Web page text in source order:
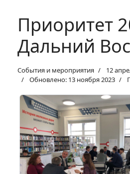
Приоритет
Дальний
События и мероприятия
12
Обновлено: 13 ноября 2023